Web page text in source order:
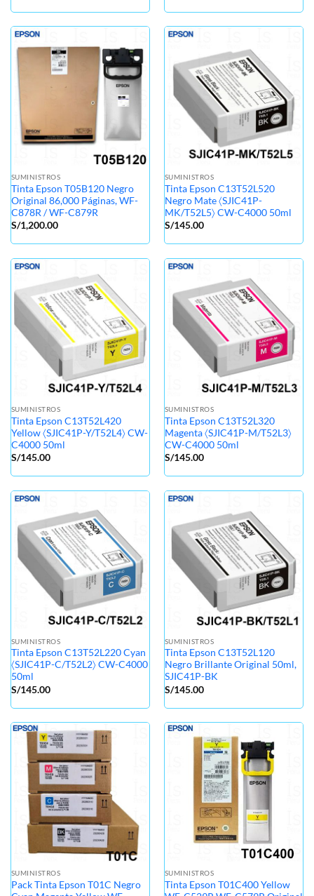
SUMINISTROS
Tinta Epson T05B120 Negro
Original 86,000 Páginas, WF-
C878R / WF-C879R
S/1,200.00
SUMINISTROS
Tinta Epson C13T52L520
Negro Mate 〈SJIC41P-
MK/T52L5〉 CW-C4000 50ml
S/145.00
SUMINISTROS
Tinta Epson C13T52L420
Yellow 〈SJIC41P-Y/T52L4〉 CW-
C4000 50ml
S/145.00
SUMINISTROS
Tinta Epson C13T52L320
Magenta 〈SJIC41P-M/T52L3〉
CW-C4000 50ml
S/145.00
SUMINISTROS
Tinta Epson C13T52L220 Cyan
〈SJIC41P-C/T52L2〉 CW-C4000
50ml
S/145.00
SUMINISTROS
Tinta Epson C13T52L120
Negro Brillante Original 50ml,
SJIC41P-BK
S/145.00
SUMINISTROS
Pack Tinta Epson T01C Negro
SUMINISTROS
Tinta Epson T01C400 Yellow